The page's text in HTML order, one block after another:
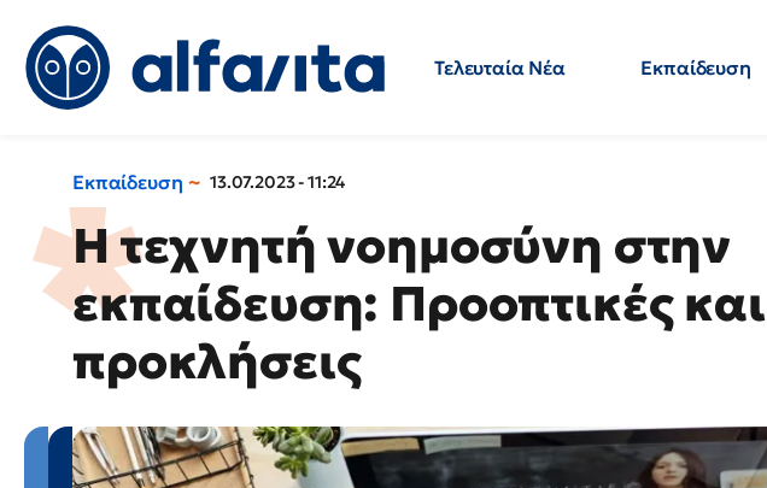
Τελευταία Νέα Εκπαίδευση
Εκπαίδευση 13.07.2023 - 11:24
Η τεχνητή νοημοσύνη στην
εκπαίδευση: Προοπτικές και
προκλήσεις